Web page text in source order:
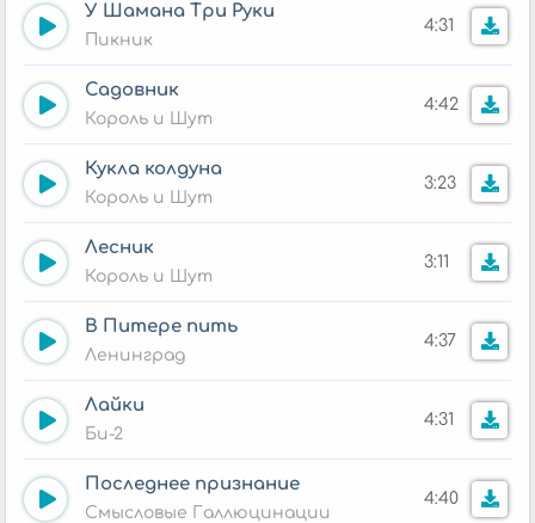
У Шамана Три Руки
Пикник
4:31
Садовник
Король и Шут
4:42
Кукла колдуна
Король и Шут
3:23
Лесник
Король и Шут
3:11
В Питере пить
Ленинград
4:37
Лайки
Би-2
4:31
Последнее признание
Смысловые Галлюцинации
4:40